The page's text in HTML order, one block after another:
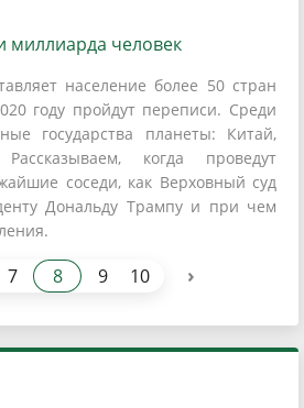
миллиарда человек
население более 50 стран
году пройдут переписи. Среди
государства планеты: Китай,
когда проведут
соседи, как Верховный суд
Дональду Трампу и при чем
7 8 9 10 ›